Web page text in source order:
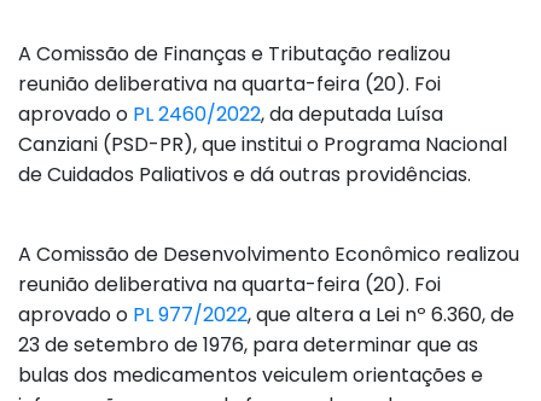
A Comissão de Finanças e Tributação realizou
reunião deliberativa na quarta-feira (20). Foi
aprovado o PL 2460/2022, da deputada Luísa
Canziani (PSD-PR), que institui o Programa Nacional
de Cuidados Paliativos e dá outras providências.
A Comissão de Desenvolvimento Econômico realizou
reunião deliberativa na quarta-feira (20). Foi
aprovado o PL 977/2022, que altera a Lei nº 6.360, de
23 de setembro de 1976, para determinar que as
bulas dos medicamentos veiculem orientações e